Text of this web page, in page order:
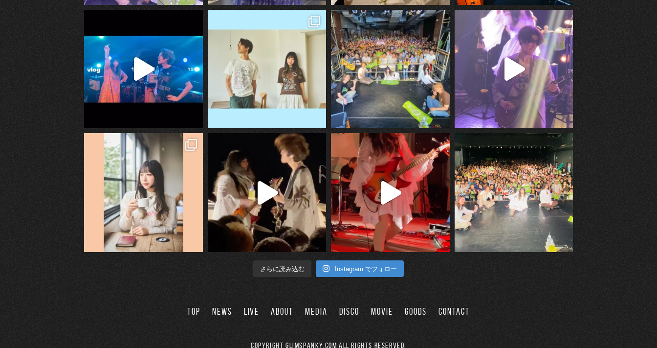
さらに読み込む Instagram でフォロー
TOP NEWS LIVE ABOUT MEDIA DISCO MOVIE GOODS CONTACT
Copyright GLIMSPANKY.COM All Rights Reserved.